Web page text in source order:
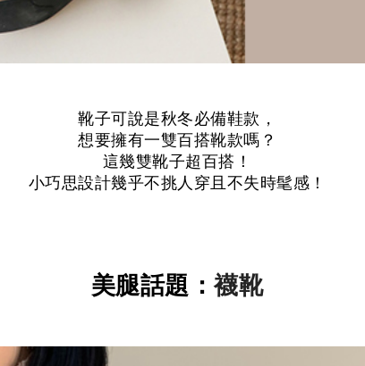
靴子可說是秋冬必備鞋款，
想要擁有一雙百搭靴款嗎？
這幾雙靴子超百搭！
小巧思設計幾乎不挑人穿且不失時髦感！
美腿話題：襪靴